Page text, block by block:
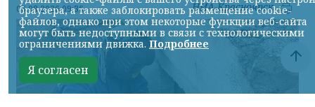
06.08.2026 09:36 НИА-Красноярск
браузера, а также заблокировать размещение cookie-
файлов, однако при этом некоторые функции веб-сайта
могут быть недоступными в связи с технологическими
ограничениями движка. Подробнее
Я согласен